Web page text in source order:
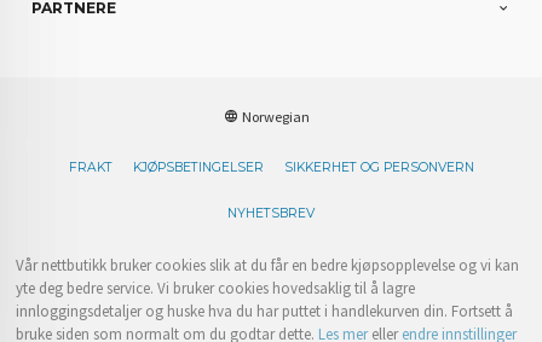
PARTNERE
Norwegian
FRAKT KJØPSBETINGELSER SIKKERHET OG PERSONVERN
NYHETSBREV
Vår nettbutikk bruker cookies slik at du får en bedre kjøpsopplevelse og vi kan
yte deg bedre service. Vi bruker cookies hovedsaklig til å lagre
innloggingsdetaljer og huske hva du har puttet i handlekurven din. Fortsett å
bruke siden som normalt om du godtar dette. Les merellerendre innstillinger